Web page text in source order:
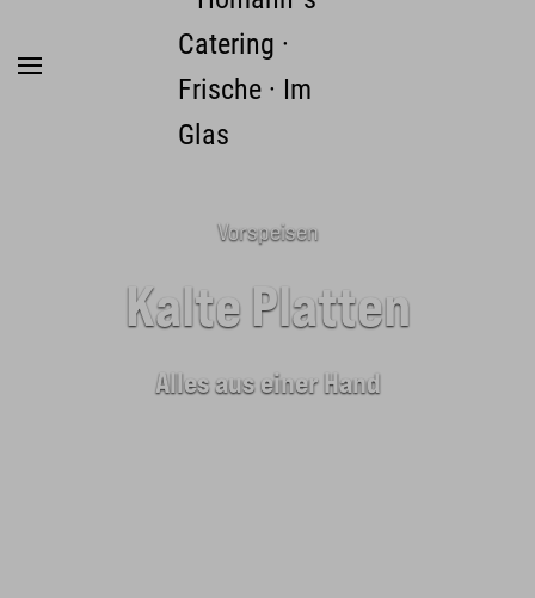
Zum Hauptinhalt springen
Vorspeisen
Kalte Platten
Alles aus einer Hand